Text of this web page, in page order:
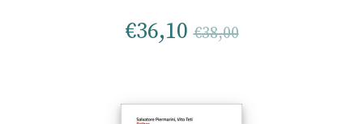
€36,10 €38,00